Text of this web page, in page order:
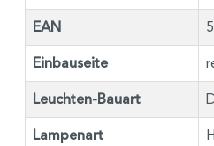
EAN
Einbauseite
Leuchten-Bauart
Lampenart